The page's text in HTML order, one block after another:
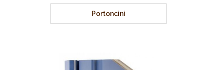
Portoncini